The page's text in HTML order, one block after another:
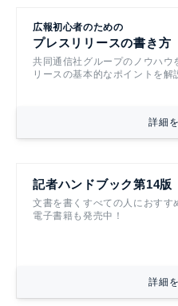
広報初心者のための
プレスリリースの書き方
共同通信社グループのノウハウ
リースの基本的なポイントを解
詳細
記者ハンドブック第14版
文書を書くすべての人におすす
電子書籍も発売中！
詳細